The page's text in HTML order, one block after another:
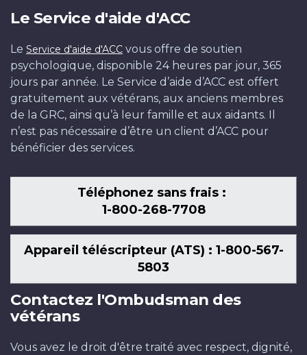
Le Service d'aide d'ACC
Le Service d'aide d'ACC vous offre de soutien
psychologique, disponible 24 heures par jour, 365
jours par année. Le Service d’aide d’ACC est offert
gratuitement aux vétérans, aux anciens membres
de la GRC, ainsi qu’à leur famille et aux aidants. Il
n’est pas nécessaire d’être un client d’ACC pour
bénéficier des services.
Téléphonez sans frais :
1-800-268-7708
Appareil téléscripteur (ATS) : 1-800-567-
5803
Contactez l'Ombudsman des
vétérans
Vous avez le droit d'être traité avec respect, dignité,